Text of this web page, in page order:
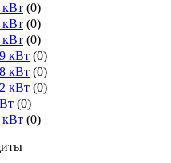
кВт (0)
кВт (0)
кВт (0)
кВт (0)
кВт (0)
кВт (0)
(0)
кВт (0)